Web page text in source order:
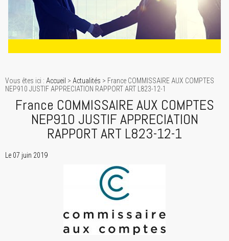
Vous êtes ici : Accueil > Actualités > France COMMISSAIRE AUX COMPTES
NEP910 JUSTIF APPRECIATION RAPPORT ART L823-12-1
France COMMISSAIRE AUX COMPTES
NEP910 JUSTIF APPRECIATION
RAPPORT ART L823-12-1
Le 07 juin 2019